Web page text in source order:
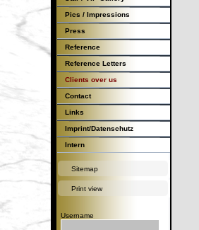
Pics / Impressions
Press
Reference
Reference Letters
Clients over us
Contact
Links
Imprint/Datenschutz
Intern
Sitemap
Print view
Username